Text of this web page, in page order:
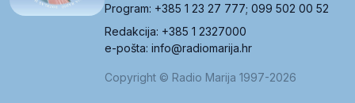
Program: +385 1 23 27 777; 099 502 00 52
Redakcija: +385 1 2327000
e-pošta: info@radiomarija.hr
Copyright © Radio Marija 1997-2026